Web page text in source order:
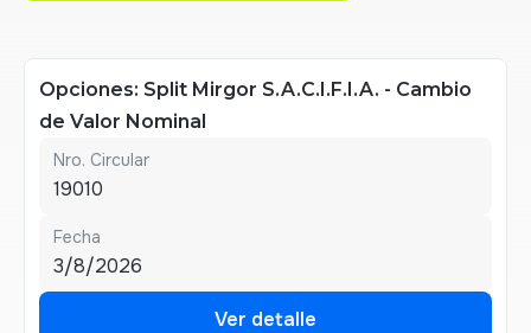
Opciones: Split Mirgor S.A.C.I.F.I.A. - Cambio
de Valor Nominal
Nro. Circular
19010
Fecha
3/8/2026
Ver detalle